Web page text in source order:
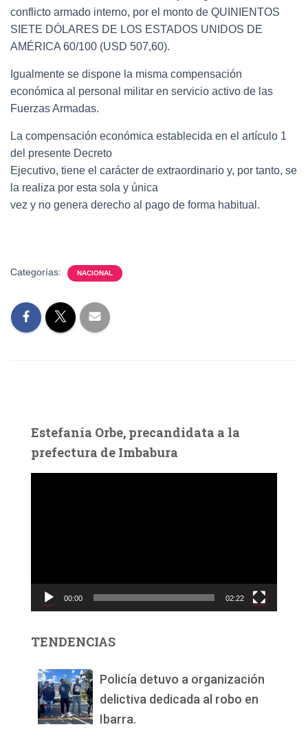
conflicto armado interno, por el monto de QUINIENTOS
SIETE DÓLARES DE LOS ESTADOS UNIDOS DE
AMÉRICA 60/100 (USD 507,60).
Igualmente se dispone la misma compensación
económica al personal militar en servicio activo de las
Fuerzas Armadas.
La compensación económica establecida en el artículo 1
del presente Decreto
Ejecutivo, tiene el carácter de extraordinario y, por tanto, se
la realiza por esta sola y única
vez y no genera derecho al pago de forma habitual.
Categorías: NACIONAL
Estefanía Orbe, precandidata a la
prefectura de Imbabura
c
d
00:00 02:22
TENDENCIAS
Policía detuvo a organización
delictiva dedicada al robo en
Ibarra.